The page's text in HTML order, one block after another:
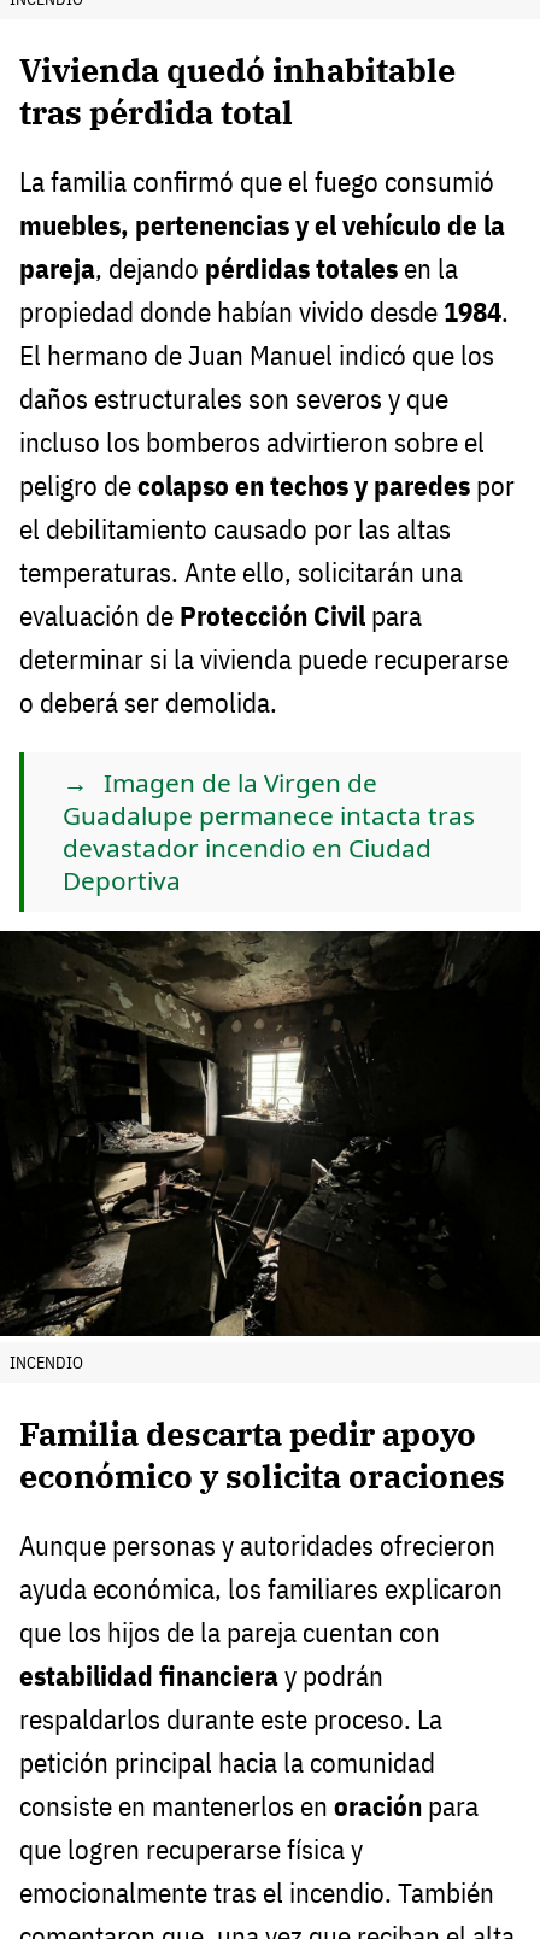
Vivienda quedó inhabitable
tras pérdida total
La familia confirmó que el fuego consumió
muebles, pertenencias y el vehículo de la
pareja, dejando pérdidas totales en la
propiedad donde habían vivido desde 1984.
El hermano de Juan Manuel indicó que los
daños estructurales son severos y que
incluso los bomberos advirtieron sobre el
peligro decolapso en techos y paredes por
el debilitamiento causado por las altas
temperaturas. Ante ello, solicitarán una
evaluación de Protección Civil para
determinar si la vivienda puede recuperarse
o deberá ser demolida.
Imagen de la Virgen de
Guadalupe permanece intacta tras
devastador incendio en Ciudad
Deportiva
INCENDIO
Familia descarta pedir apoyo
económico y solicita oraciones
Aunque personas y autoridades ofrecieron
ayuda económica, los familiares explicaron
que los hijos de la pareja cuentan con
estabilidad financieray podrán
respaldarlos durante este proceso. La
petición principal hacia la comunidad
consiste en mantenerlos en oración para
que logren recuperarse física y
emocionalmente tras el incendio. También